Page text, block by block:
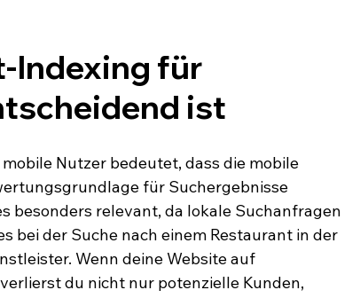
Indexing für
ist
Nutzer bedeutet, dass die mobile
für Suchergebnisse
besonders relevant, da lokale Suchanfragen
bei der Suche nach einem Restaurant in der
Wenn deine Website auf
du nicht nur potenzielle Kunden,